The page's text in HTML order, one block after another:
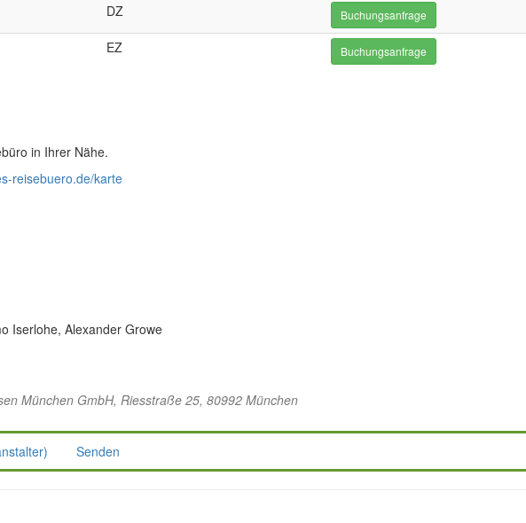
DZ Buchungsanfrage
EZ Buchungsanfrage
in Ihrer Nähe.
reisebuero.de/karte
Iserlohe, Alexander Growe
München GmbH, Riesstraße 25, 80992 München
Senden